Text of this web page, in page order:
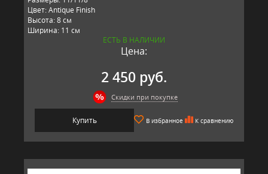
Цвет: Antique Finish
Высота: 8 см
Ширина: 11 см
ЕСТЬ В НАЛИЧИИ
Цена:
2 450 руб.
Скидки при покупке
Купить В избранное К сравнению